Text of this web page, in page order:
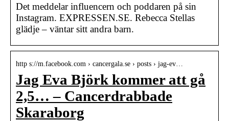
Det meddelar influencern och poddaren på sin
Instagram. EXPRESSEN.SE. Rebecca Stellas
glädje – väntar sitt andra barn.
http s://m.facebook.com › cancergala.se › posts › jag-ev…
Jag Eva Björk kommer att gå
2,5… – Cancerdrabbade
Skaraborg